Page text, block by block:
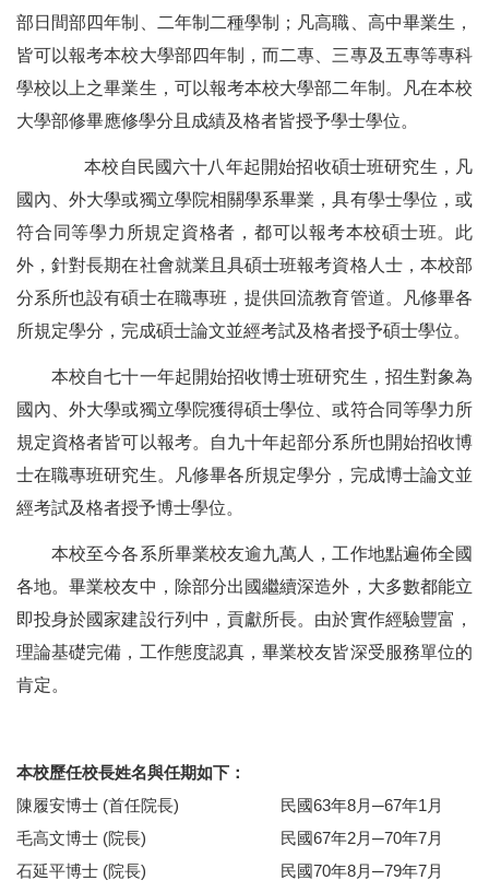
部日間部四年制、二年制二種學制；凡高職、高中畢業生，
皆可以報考本校大學部四年制，而二專、三專及五專等專科
學校以上之畢業生，可以報考本校大學部二年制。凡在本校
大學部修畢應修學分且成績及格者皆授予學士學位。
本校自民國六十八年起開始招收碩士班研究生，凡
國內、外大學或獨立學院相關學系畢業，具有學士學位，或
符合同等學力所規定資格者，都可以報考本校碩士班。此
外，針對長期在社會就業且具碩士班報考資格人士，本校部
分系所也設有碩士在職專班，提供回流教育管道。凡修畢各
所規定學分，完成碩士論文並經考試及格者授予碩士學位。
本校自七十一年起開始招收博士班研究生，招生對象為
國內、外大學或獨立學院獲得碩士學位、或符合同等學力所
規定資格者皆可以報考。自九十年起部分系所也開始招收博
士在職專班研究生。凡修畢各所規定學分，完成博士論文並
經考試及格者授予博士學位。
本校至今各系所畢業校友逾九萬人，工作地點遍佈全國
各地。畢業校友中，除部分出國繼續深造外，大多數都能立
即投身於國家建設行列中，貢獻所長。由於實作經驗豐富，
理論基礎完備，工作態度認真，畢業校友皆深受服務單位的
肯定。
本校歷任校長姓名與任期如下：
陳履安博士 (首任院長)
民國63年8月─67年1月
毛高文博士 (院長)
民國67年2月─70年7月
石延平博士 (院長)
民國70年8月─79年7月